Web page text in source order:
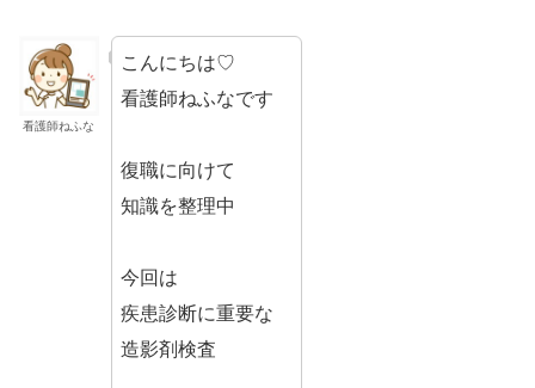
看護師ねふな
こんにちは♡
看護師ねふなです
復職に向けて
知識を整理中
今回は
疾患診断に重要な
造影剤検査